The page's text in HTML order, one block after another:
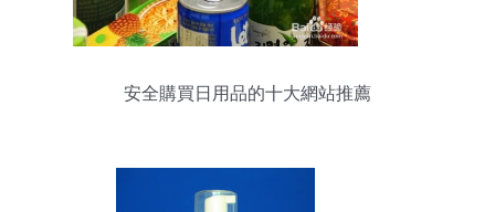
安全購買日用品的十大網站推薦